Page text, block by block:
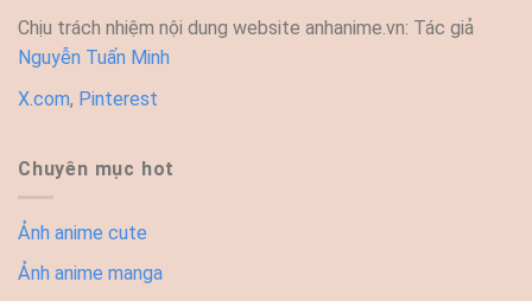
Chịu trách nhiệm nội dung website anhanime.vn: Tác giả
Nguyễn Tuấn Minh
X.com, Pinterest
Chuyên mục hot
Ảnh anime cute
Ảnh anime manga